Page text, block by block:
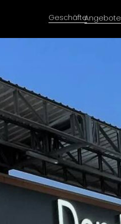
Angebote
Geschäfte